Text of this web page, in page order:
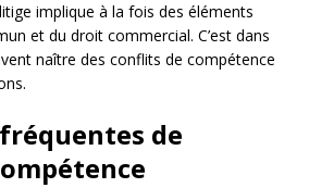
implique à la fois des éléments
et du droit commercial. C’est dans
naître des conflits de compétence
de